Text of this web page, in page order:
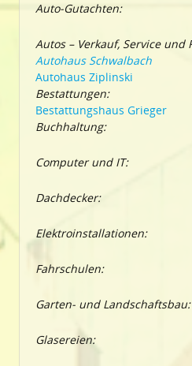
Auto-Gutachten:
Autos – Verkauf, Service und
Autohaus Schwalbach
Autohaus Ziplinski
Bestattungen:
Bestattungshaus Grieger
Buchhaltung:
Computer und IT:
Dachdecker:
Elektroinstallationen:
Fahrschulen:
Garten- und Landschaftsbau:
Glasereien: